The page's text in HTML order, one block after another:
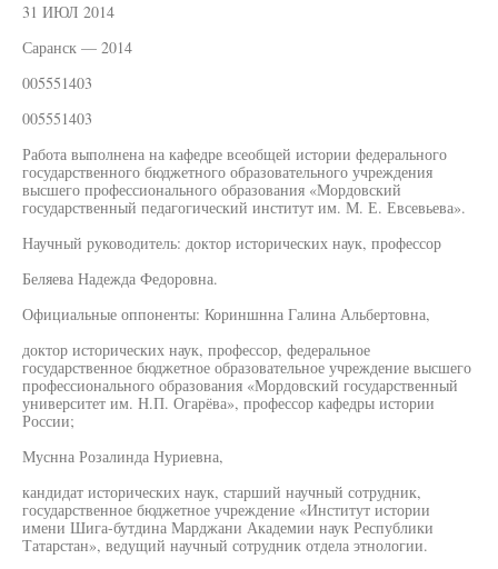
31 ИЮЛ 2014
Саранск — 2014
005551403
005551403
Работа выполнена на кафедре всеобщей истории федерального
государственного бюджетного образовательного учреждения
высшего профессионального образования «Мордовский
государственный педагогический институт им. М. Е. Евсевьева».
Научный руководитель: доктор исторических наук, профессор
Беляева Надежда Федоровна.
Официальные оппоненты: Кориншнна Галина Альбертовна,
доктор исторических наук, профессор, федеральное
государственное бюджетное образовательное учреждение высшего
профессионального образования «Мордовский государственный
университет им. Н.П. Огарёва», профессор кафедры истории
России;
Муснна Розалинда Нуриевна,
кандидат исторических наук, старший научный сотрудник,
государственное бюджетное учреждение «Институт истории
имени Шига-бутдина Марджани Академии наук Республики
Татарстан», ведущий научный сотрудник отдела этнологии.